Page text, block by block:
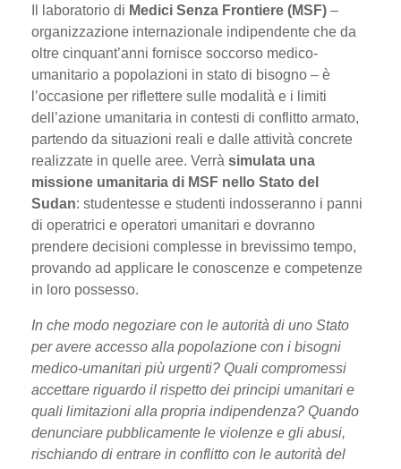
Il laboratorio di Medici Senza Frontiere (MSF) –
organizzazione internazionale indipendente che da
oltre cinquant’anni fornisce soccorso medico-
umanitario a popolazioni in stato di bisogno – è
l’occasione per riflettere sulle modalità e i limiti
dell’azione umanitaria in contesti di conflitto armato,
partendo da situazioni reali e dalle attività concrete
realizzate in quelle aree. Verrà simulata una
missione umanitaria di MSF nello Stato del
Sudan: studentesse e studenti indosseranno i panni
di operatrici e operatori umanitari e dovranno
prendere decisioni complesse in brevissimo tempo,
provando ad applicare le conoscenze e competenze
in loro possesso.
In che modo negoziare con le autorità di uno Stato
per avere accesso alla popolazione con i bisogni
medico-umanitari più urgenti? Quali compromessi
accettare riguardo il rispetto dei principi umanitari e
quali limitazioni alla propria indipendenza? Quando
denunciare pubblicamente le violenze e gli abusi,
rischiando di entrare in conflitto con le autorità del